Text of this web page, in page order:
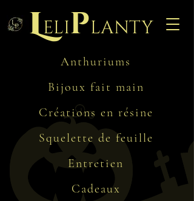
Leliplanty
Anthuriums
Bijoux fait main
Créations en résine
Squelette de feuille
Entretien
Cadeaux